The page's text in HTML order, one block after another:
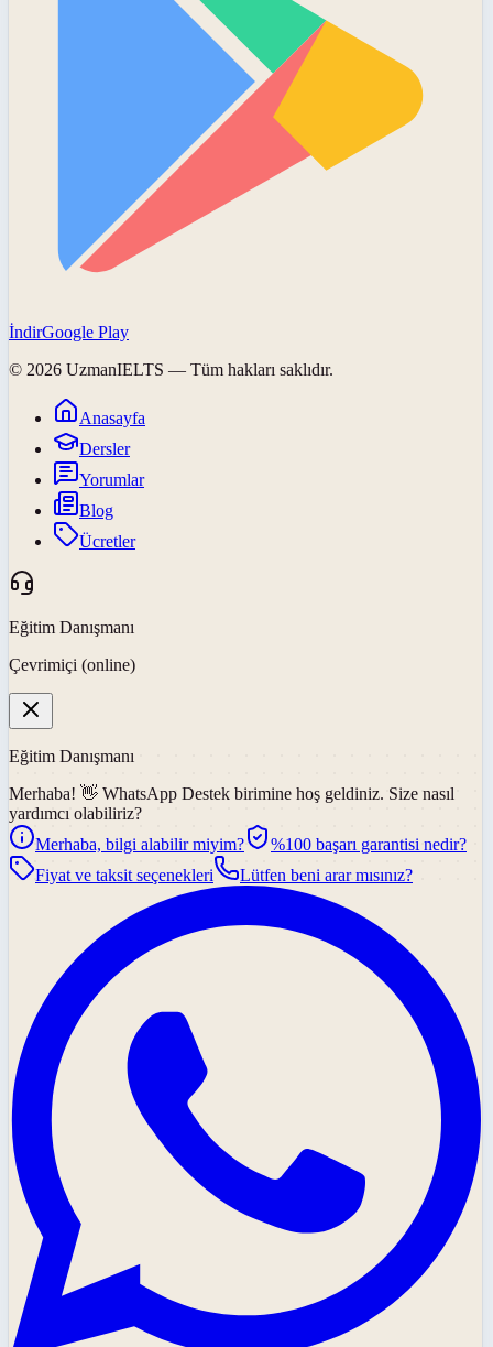
İndirGoogle Play
© 2026 UzmanIELTS — Tüm hakları saklıdır.
Anasayfa
Dersler
Yorumlar
Blog
Ücretler
Eğitim Danışmanı
Çevrimiçi (online)
Eğitim Danışmanı
Merhaba! 👋 WhatsApp Destek birimine hoş geldiniz. Size nasıl
yardımcı olabiliriz?
Merhaba, bilgi alabilir miyim?
%100 başarı garantisi nedir?
Fiyat ve taksit seçenekleri
Lütfen beni arar mısınız?